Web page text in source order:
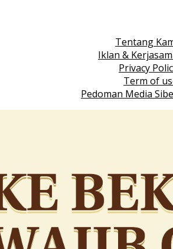
Tentang
Iklan &
Privacy
Term of
Pedoman Media